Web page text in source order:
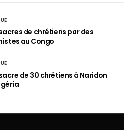
de chrétiens par des
au Congo
de 30 chrétiens à Naridon